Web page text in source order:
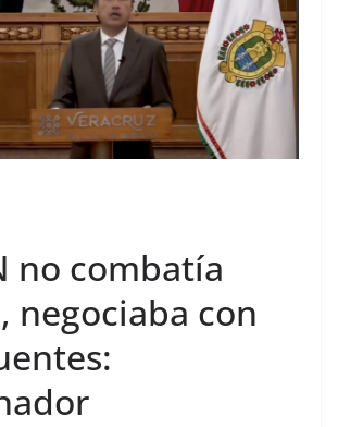
no combatía
negociaba con